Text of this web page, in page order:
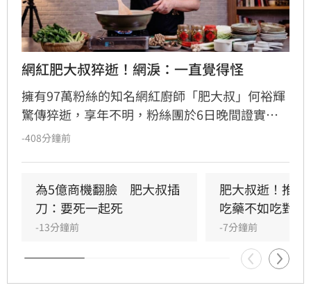
網紅肥大叔猝逝！網淚：一直覺得怪
擁有97萬粉絲的知名網紅廚師「肥大叔」何裕輝
驚傳猝逝，享年不明，粉絲團於6日晚間證實其
已於5日離世，消息震驚全網。肥大叔生前最後
憶，肥大叔近半年來身形暴瘦且氣色不佳，當時
便感到擔憂，如今噩耗傳出，大批粉絲湧入粉專
留言哀悼。團隊表示治喪事宜將由家屬安排，並
懇請外界給予空間。這位以教學美食聞名的網紅
突然殞落，讓無數觀眾深感遺憾與不捨，也引發
各界對其健康狀況的討論與關注。
-408分鐘前
為5億商機翻臉　肥大叔插
刀：要死一起死
-13分鐘前
肥大叔逝！推
吃藥不如吃對食
-7分鐘前